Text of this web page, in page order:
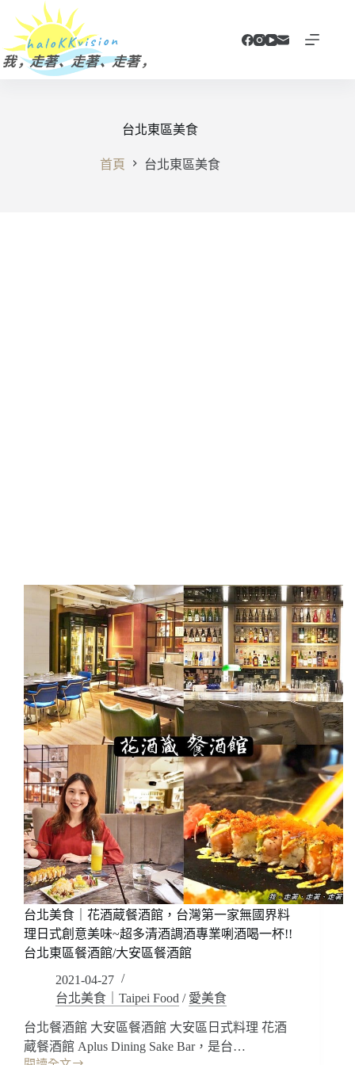
主
要
台北東區美食
首頁 台北東區美食
台北美食｜花酒蔵餐酒館，台灣第一家無國界料
理日式創意美味~超多清酒調酒專業唎酒喝一杯!!
台北東區餐酒館/大安區餐酒館
2021-04-27
台北美食｜Taipei Food / 愛美食
台北餐酒館 大安區餐酒館 大安區日式料理 花酒
蔵餐酒館 Aplus Dining Sake Bar，是台…